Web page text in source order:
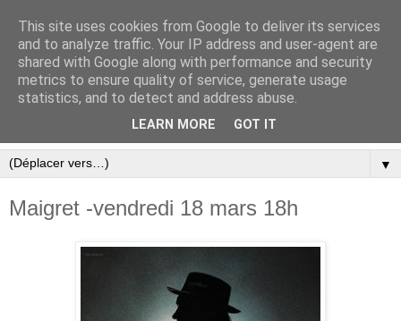
▼
Maigret -vendredi 18 mars 18h
This site uses cookies from Google to deliver its services
and to analyze traffic. Your IP address and user-agent are
shared with Google along with performance and security
metrics to ensure quality of service, generate usage
statistics, and to detect and address abuse.
LEARN MORE GOT IT